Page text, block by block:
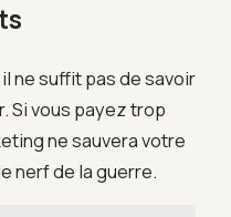
ne suffit pas de savoir
Si vous payez trop
ne sauvera votre
nerf de la guerre.